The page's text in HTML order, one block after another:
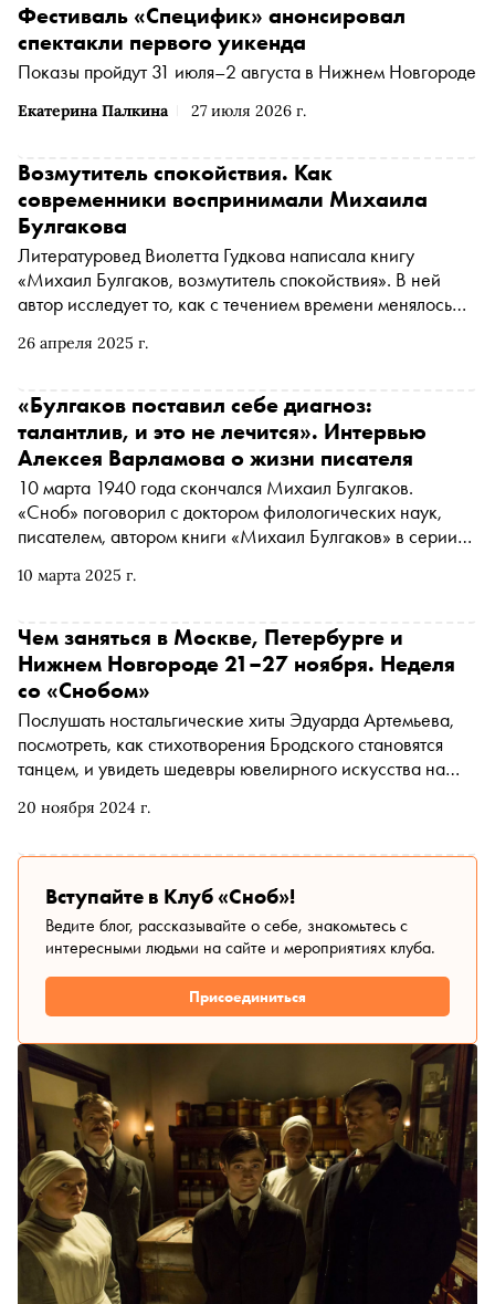
Екатерина Палкина 27 июля 2026 г.
Фестиваль «Специфик» анонсировал
спектакли первого уикенда
Показы пройдут 31 июля–2 августа в Нижнем Новгороде
26 апреля 2025 г.
Возмутитель спокойствия. Как
современники воспринимали Михаила
Булгакова
Литературовед Виолетта Гудкова написала книгу
«Михаил Булгаков, возмутитель спокойствия». В ней
автор исследует то, как с течением времени менялось
многом попытка ответить на вопрос: почему
как в литературоведческих кругах, так и за их
пределами. С разрешения издательства «Новое
литературное обозрение» «Сноб» публикует отрывок
10 марта 2025 г.
«Булгаков поставил себе диагноз:
талантлив, и это не лечится». Интервью
Алексея Варламова о жизни писателя
10 марта 1940 года скончался Михаил Булгаков.
«Сноб» поговорил с доктором филологических наук,
писателем, автором книги «Михаил Булгаков» в серии
женщинами, роли Сталина в его судьбе и похоронах
20 ноября 2024 г.
Чем заняться в Москве, Петербурге и
Нижнем Новгороде 21–27 ноября. Неделя
со «Снобом»
Послушать ностальгические хиты Эдуарда Артемьева,
посмотреть, как стихотворения Бродского становятся
танцем, и увидеть шедевры ювелирного искусства на
заняться и куда сходить на ближайшей неделе
Вступайте в Клуб «Сноб»!
Ведите блог, рассказывайте о себе, знакомьтесь с
интересными людьми на сайте и мероприятиях клуба.
Присоединиться